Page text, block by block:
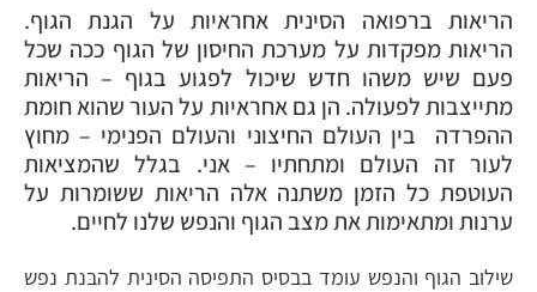
הריאות ברפואה הסינית אחראיות על הגנת הגוף.
הריאות מפקדות על מערכת החיסון של הגוף ככה שכל
פעם שיש משהו חדש שיכול לפגוע בגוף – הריאות
מתייצבות לפעולה. הן גם אחראיות על העור שהוא חומת
ההפרדה בין העולם החיצוני והעולם הפנימי – מחוץ
לעור זה העולם ומתחתיו – אני. בגלל שהמציאות
העוטפת כל הזמן משתנה אלה הריאות ששומרות על
ערנות ומתאימות את מצב הגוף והנפש שלנו לחיים.
שילוב הגוף והנפש עומד בבסיס התפיסה הסינית להבנת נפש